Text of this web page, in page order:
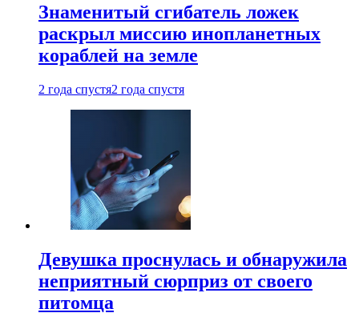
Знаменитый сгибатель ложек
раскрыл миссию инопланетных
кораблей на земле
2 года спустя2 года спустя
Девушка проснулась и обнаружила
неприятный сюрприз от своего
питомца